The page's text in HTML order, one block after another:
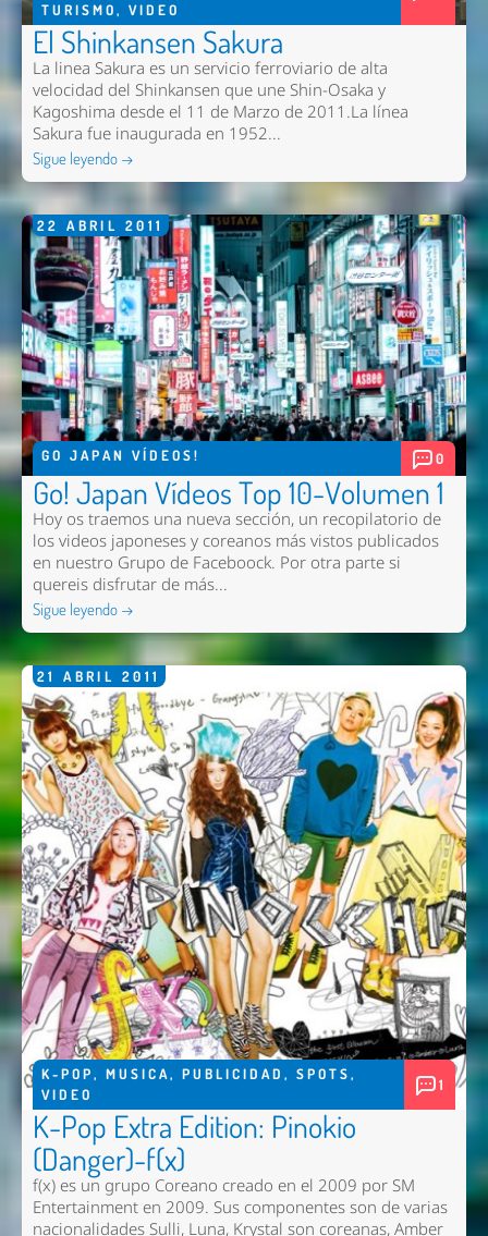
TURISMO, VIDEO
El Shinkansen Sakura
La linea Sakura es un servicio ferroviario de alta
velocidad del Shinkansen que une Shin-Osaka y
Kagoshima desde el 11 de Marzo de 2011.La línea
Sakura fue inaugurada en 1952...
Sigue leyendo →
22 ABRIL 2011
GO JAPAN VÍDEOS! 0
Go! Japan Vídeos Top 10-Volumen 1
Hoy os traemos una nueva sección, un recopilatorio de
los videos japoneses y coreanos más vistos publicados
en nuestro Grupo de Faceboock. Por otra parte si
quereis disfrutar de más...
Sigue leyendo →
21 ABRIL 2011
K-POP, MUSICA, PUBLICIDAD , SPOTS,
VIDEO
1
K-Pop Extra Edition: Pinokio
(Danger)-f(x)
f(x) es un grupo Coreano creado en el 2009 por SM
Entertainment en 2009. Sus componentes son de varias
nacionalidades Sulli, Luna, Krystal son coreanas, Amber